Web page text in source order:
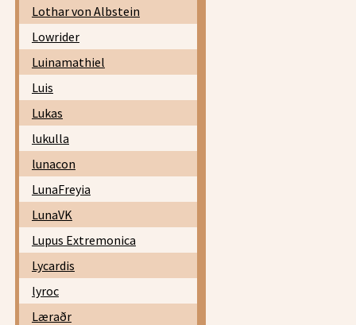
Lothar von Albstein
Lowrider
Luinamathiel
Luis
Lukas
lukulla
lunacon
LunaFreyia
LunaVK
Lupus Extremonica
Lycardis
lyroc
Læraðr